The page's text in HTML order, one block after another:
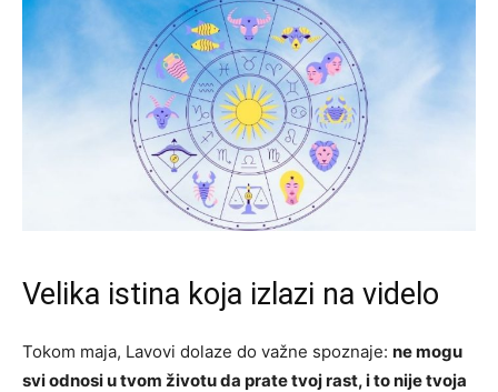
Velika istina koja izlazi na videlo
Tokom maja, Lavovi dolaze do važne spoznaje: ne mogu
svi odnosi u tvom životu da prate tvoj rast, i to nije tvoja